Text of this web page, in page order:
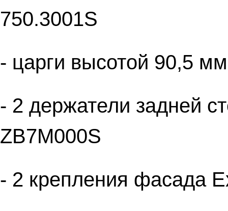
750.3001S
- царги высотой 90,5
- 2 держатели задней
ZB7M000S
- 2 крепления фасада